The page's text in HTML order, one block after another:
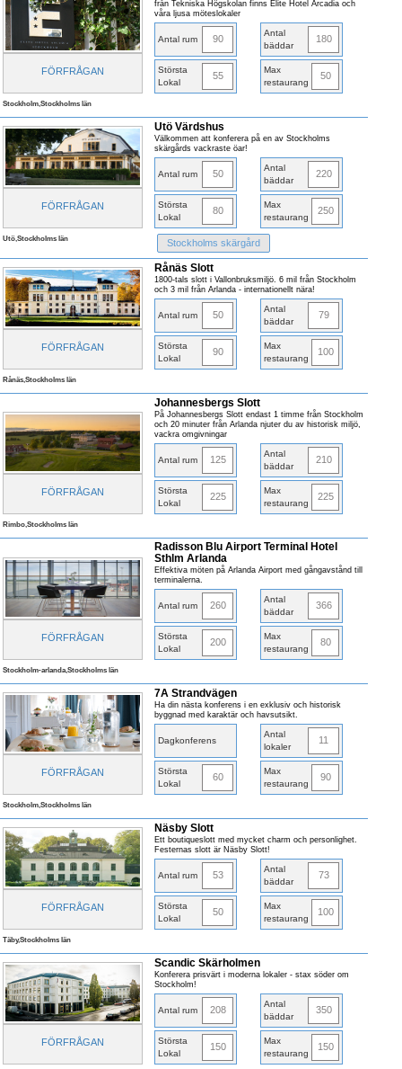
FÖRFRÅGAN
från Tekniska Högskolan finns Elite Hotel Arcadia och
våra ljusa möteslokaler
Antal rum 90
Antal
bäddar
180
Största
Lokal
55
Max
restaurang
50
Stockholm,Stockholms län
FÖRFRÅGAN
Utö Värdshus
Välkommen att konferera på en av Stockholms
skärgårds vackraste öar!
Antal rum 50
Antal
bäddar
220
Största
Lokal
80
Max
restaurang
250
Utö,Stockholms län Stockholms skärgård
FÖRFRÅGAN
Rånäs Slott
1800-tals slott i Vallonbruksmiljö. 6 mil från Stockholm
och 3 mil från Arlanda - internationellt nära!
Antal rum 50
Antal
bäddar
79
Största
Lokal
90
Max
restaurang
100
Rånäs,Stockholms län
FÖRFRÅGAN
Johannesbergs Slott
På Johannesbergs Slott endast 1 timme från Stockholm
och 20 minuter från Arlanda njuter du av historisk miljö,
vackra omgivningar
Antal rum 125
Antal
bäddar
210
Största
Lokal
225
Max
restaurang
225
Rimbo,Stockholms län
FÖRFRÅGAN
Radisson Blu Airport Terminal Hotel
Sthlm Arlanda
Effektiva möten på Arlanda Airport med gångavstånd till
terminalerna.
Antal rum 260
Antal
bäddar
366
Största
Lokal
200
Max
restaurang
80
Stockholm-arlanda,Stockholms län
FÖRFRÅGAN
7A Strandvägen
Ha din nästa konferens i en exklusiv och historisk
byggnad med karaktär och havsutsikt.
Dagkonferens
Antal
lokaler
11
Största
Lokal
60
Max
restaurang
90
Stockholm,Stockholms län
FÖRFRÅGAN
Näsby Slott
Ett boutiqueslott med mycket charm och personlighet.
Festernas slott är Näsby Slott!
Antal rum 53
Antal
bäddar
73
Största
Lokal
50
Max
restaurang
100
Täby,Stockholms län
FÖRFRÅGAN
Scandic Skärholmen
Konferera prisvärt i moderna lokaler - stax söder om
Stockholm!
Antal rum 208
Antal
bäddar
350
Största
Lokal
150
Max
restaurang
150